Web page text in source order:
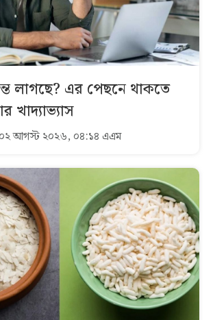
লাগছে? এর পেছনে থাকতে
খাদ্যাভ্যাস
০২ আগস্ট ২০২৬, ০৪:১৪ এএম